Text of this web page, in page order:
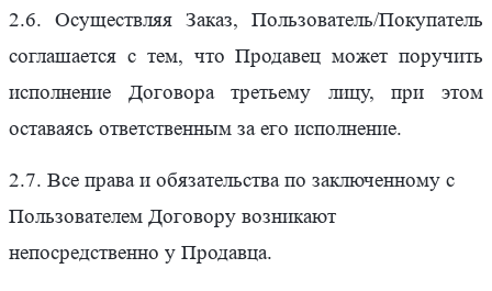
2.6. Осуществляя Заказ, Пользователь/Покупатель
соглашается с тем, что Продавец может поручить
исполнение Договора третьему лицу, при этом
оставаясь ответственным за его исполнение.
2.7. Все права и обязательства по заключенному с
Пользователем Договору возникают
непосредственно у Продавца.